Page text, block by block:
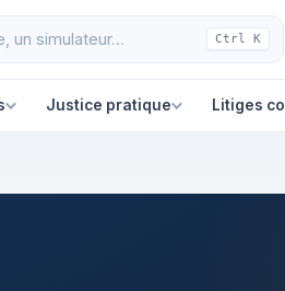
Ctrl K
Justice pratique Litiges